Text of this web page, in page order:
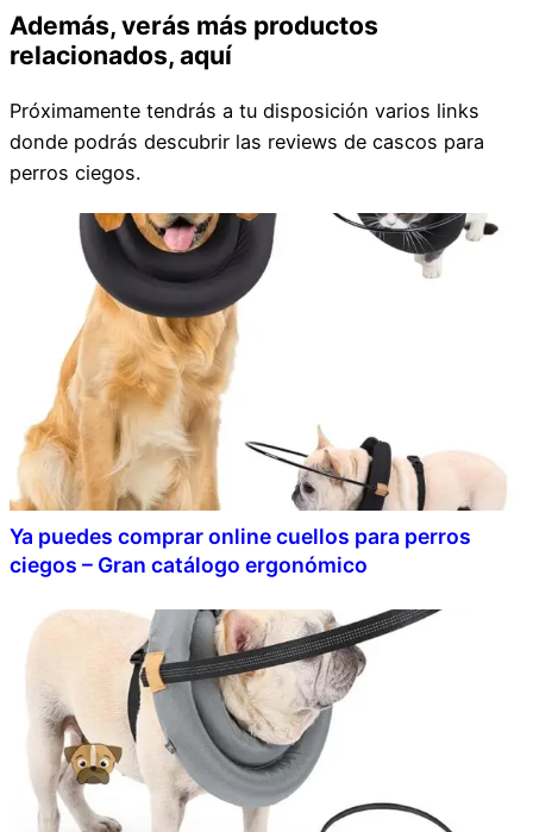
Además, verás más productos
relacionados, aquí
Próximamente tendrás a tu disposición varios links
donde podrás descubrir las reviews de cascos para
perros ciegos.
Ya puedes comprar online cuellos para perros
ciegos – Gran catálogo ergonómico